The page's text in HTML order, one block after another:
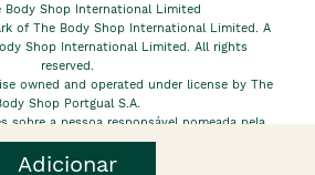
Adicionar
Body Shop International Limited
of The Body Shop International Limited. A
Shop International Limited. All rights
reserved.
owned and operated under license by The
Shop Portgual S.A.
sobre a pessoa responsável nomeada pela
International Limited EU, clique